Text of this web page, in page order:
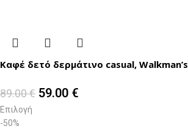
Καφέ δετό δερμάτινο casual, Walkman’s
89.00€ 59.00 €
Επιλογή
-50%